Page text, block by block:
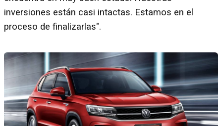
inversiones están casi intactas. Estamos en el
proceso de finalizarlas".